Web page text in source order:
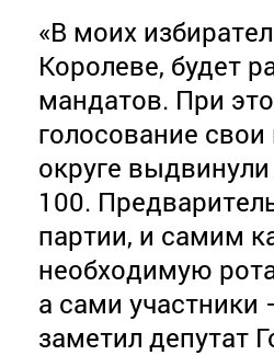
«В моих
Королеве, будет
мандатов. При
голосование
округе
100.
партии, и самим
необходимую
а сами участники
заметил депутат